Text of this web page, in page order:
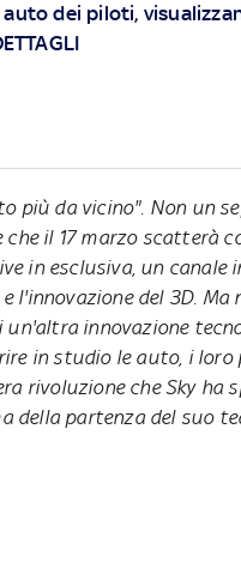
dei piloti,
più da vicino". Non un
il 17 marzo scatterà
in esclusiva, un canale
l'innovazione del 3D. Ma
innovazione
in studio le auto, i loro
rivoluzione che Sky ha
della partenza del suo